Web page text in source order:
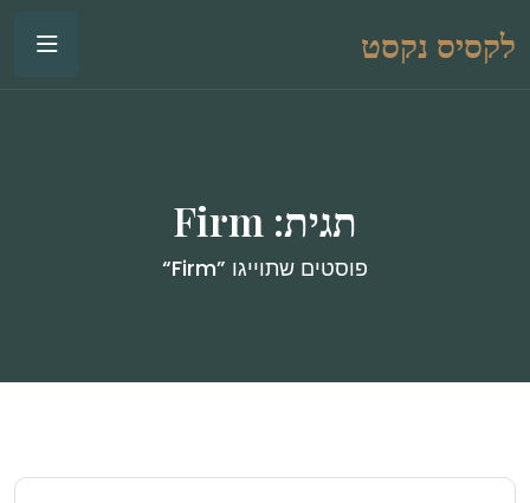
לקסיס נקסט
תגית: Firm
פוסטים שתוייגו ”Firm“